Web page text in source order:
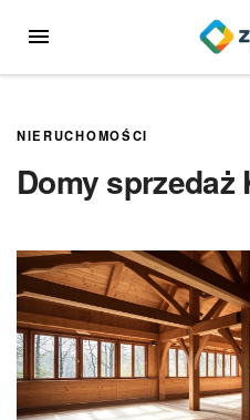
MENU
NIERUCHOMOŚCI
Domy sprzedaż